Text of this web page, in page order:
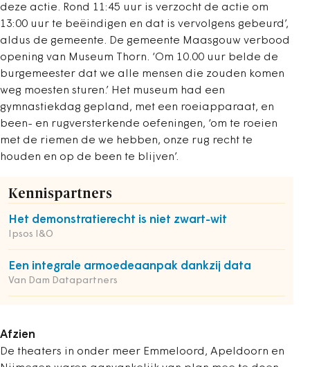
deze actie. Rond 11:45 uur is verzocht de actie om
13:00 uur te beëindigen en dat is vervolgens gebeurd’,
aldus de gemeente. De gemeente Maasgouw verbood
opening van Museum Thorn. ‘Om 10.00 uur belde de
burgemeester dat we alle mensen die zouden komen
weg moesten sturen.’ Het museum had een
gymnastiekdag gepland, met een roeiapparaat, en
been- en rugversterkende oefeningen, ‘om te roeien
met de riemen de we hebben, onze rug recht te
houden en op de been te blijven’.
Kennispartners
Het demonstratierecht is niet zwart-wit
Ipsos I&O
Een integrale armoedeaanpak dankzij data
Van Dam Datapartners
Afzien
De theaters in onder meer Emmeloord, Apeldoorn en